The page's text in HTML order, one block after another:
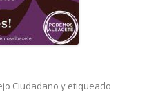
Ciudadano y etiqueado